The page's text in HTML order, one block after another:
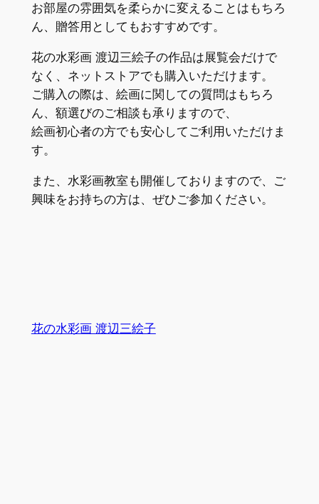
お部屋の雰囲気を柔らかに変えることはもちろ
ん、贈答用としてもおすすめです。
花の水彩画 渡辺三絵子の作品は展覧会だけで
なく、ネットストアでも購入いただけます。
ご購入の際は、絵画に関しての質問はもちろ
ん、額選びのご相談も承りますので、
絵画初心者の方でも安心してご利用いただけま
す。
また、水彩画教室も開催しておりますので、ご
興味をお持ちの方は、ぜひご参加ください。
花の水彩画 渡辺三絵子